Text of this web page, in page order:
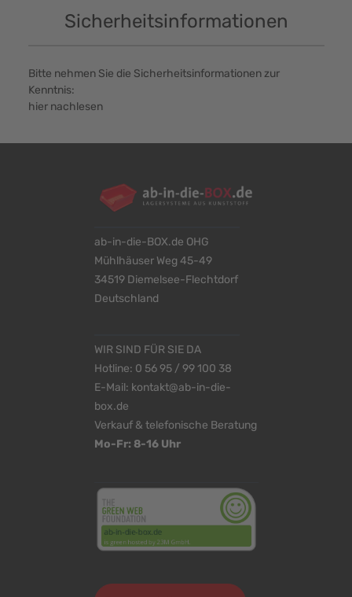
Sicherheitsinformationen
Bitte nehmen Sie die Sicherheitsinformationen zur
Kenntnis:
hier nachlesen
ab-in-die-BOX.de OHG
Mühlhäuser Weg 45-49
34519 Diemelsee-Flechtdorf
Deutschland
WIR SIND FÜR SIE DA
Hotline: 0 56 95 / 99 100 38
E-Mail: kontakt@ab-in-die-
box.de
Verkauf & telefonische Beratung
Mo-Fr: 8-16 Uhr